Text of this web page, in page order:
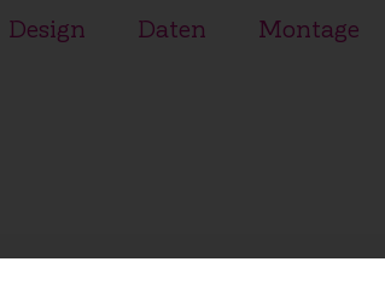
Design Daten Montage